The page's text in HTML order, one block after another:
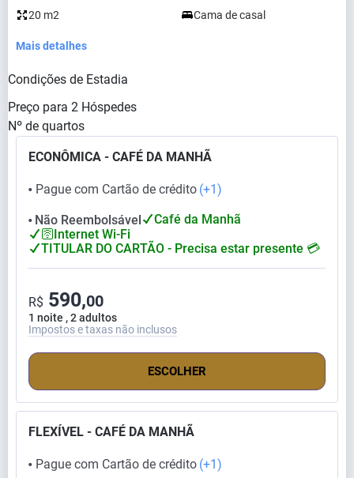
20 m2
Cama de casal
Mais detalhes
Condições de Estadia
Preço para 2 Hóspedes
Nº de quartos
ECONÔMICA - CAFÉ DA MANHÃ
⬤ Pague com Cartão de crédito (+1)
⬤ Não Reembolsável
Café da Manhã
🛜Internet Wi-Fi
TITULAR DO CARTÃO - Precisa estar presente 💳
1 noite , 2 adultos
R$ 590,00
Impostos e taxas não inclusos
ESCOLHER
FLEXÍVEL - CAFÉ DA MANHÃ
⬤ Pague com Cartão de crédito (+1)